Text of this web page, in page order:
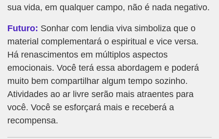
sua vida, em qualquer campo, não é nada negativo.
Futuro: Sonhar com lendia viva simboliza que o
material complementará o espiritual e vice versa.
Há renascimentos em múltiplos aspectos
emocionais. Você terá essa abordagem e poderá
muito bem compartilhar algum tempo sozinho.
Atividades ao ar livre serão mais atraentes para
você. Você se esforçará mais e receberá a
recompensa.